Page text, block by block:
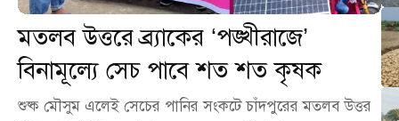
মতলব উত্তরে ব্র্যাকের ‘পঙ্খীরাজে’
বিনামূল্যে সেচ পাবে শত শত কৃষক
শুষ্ক মৌসুম এলেই সেচের পানির সংকটে চাঁদপুরের মতলব উত্তর